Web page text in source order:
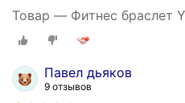
Товар — Фитнес браслет
Павел дьяков
9 отзывов